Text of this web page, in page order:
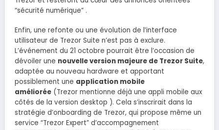
“sécurité numérique” .
Enfin, une refonte ou une évolution de l’interface
utilisateur de Trezor Suite n’est pas à exclure.
L’événement du 21 octobre pourrait être l’occasion de
dévoiler une nouvelle version majeure de Trezor Suite,
adaptée au nouveau hardware et apportant
possiblement une application mobile
améliorée (Trezor mentionne déjà une appli mobile aux
côtés de la version desktop ). Cela s’inscrirait dans la
stratégie d’onboarding de Trezor, qui propose même un
service “Trezor Expert” d’accompagnement